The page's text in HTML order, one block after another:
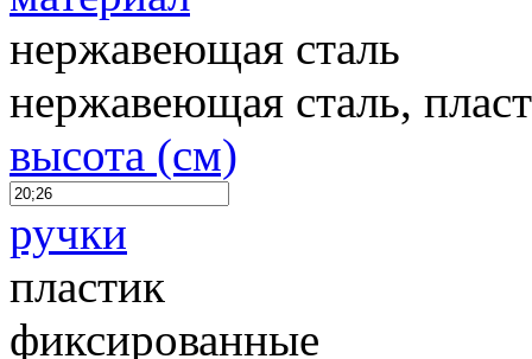
нержавеющая сталь
нержавеющая сталь,
высота (см)
ручки
пластик
фиксированные